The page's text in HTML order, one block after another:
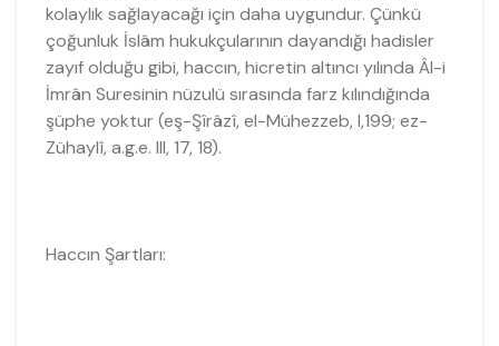
kolaylık sağlayacağı için daha uygundur. Çünkü
çoğunluk İslâm hukukçularının dayandığı hadisler
zayıf olduğu gibi, haccın, hicretin altıncı yılında Âl-i
İmrân Suresinin nüzulü sırasında farz kılındığında
şüphe yoktur (eş-Şîrâzî, el-Mühezzeb, I,199; ez-
Zühaylî, a.g.e. III, 17, 18).
Haccın Şartları: